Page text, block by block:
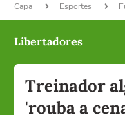
Capa Esportes
Libertadores
Treinador
'rouba a